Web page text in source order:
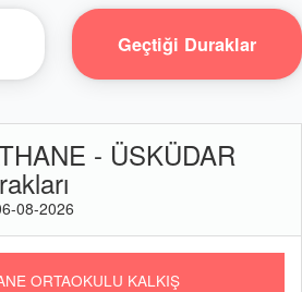
Geçtiği Duraklar
- ÜSKÜDAR
08-2026
ORTAOKULU KALKIŞ